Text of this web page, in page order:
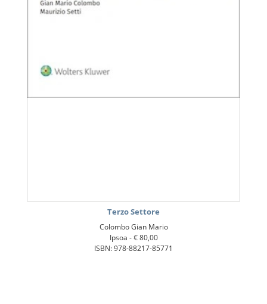
Terzo Settore
Colombo Gian Mario
Ipsoa -€ 80,00
ISBN: 978-88217-85771